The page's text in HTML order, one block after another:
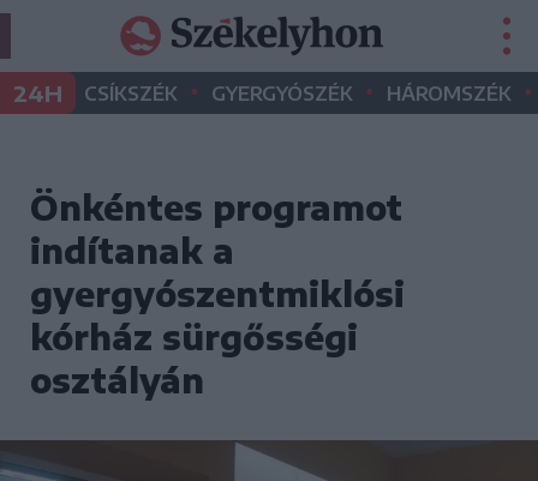
24H CSÍKSZÉK • GYERGYÓSZÉK • HÁROMSZÉK •
Önkéntes programot
indítanak a
gyergyószentmiklósi
kórház sürgősségi
osztályán